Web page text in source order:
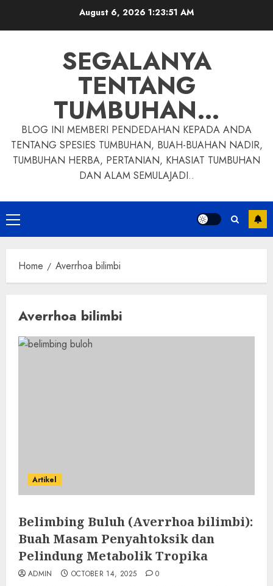
August 6, 2026 1:23:52 AM
SEGALANYA
TENTANG
TUMBUHAN…
BLOG INI MEMBERI PENDEDAHAN KEPADA ANDA
TENTANG SPESIES TUMBUHAN, BUAH-BUAHAN NADIR,
TUMBUHAN HERBA, PERTANIAN, KHASIAT TUMBUHAN
DAN ALAM SEMULAJADI..
Primary
Menu
Home Averrhoa bilimbi
Averrhoa bilimbi
Artikel
Belimbing Buluh (Averrhoa bilimbi):
Buah Masam Penyahtoksik dan
Pelindung Metabolik Tropika
ADMIN OCTOBER 14, 2025 0